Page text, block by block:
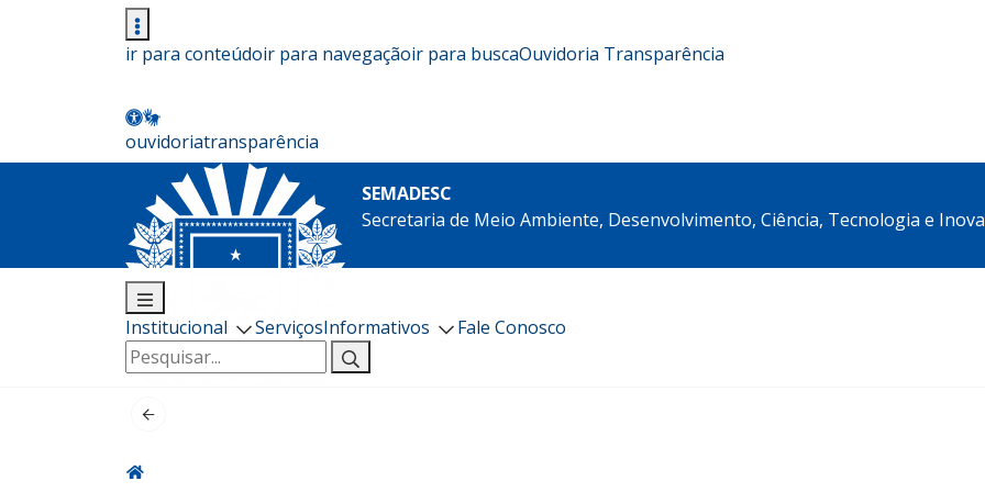
ir para conteúdoir para navegaçãoir para buscaOuvidoria Transparência
ouvidoriatransparência
SEMADESC
Secretaria de Meio Ambiente, Desenvolvimento, Ciência, Tecnologia e
Institucional ServiçosInformativos
Fale Conosco
Pesquisar
por: